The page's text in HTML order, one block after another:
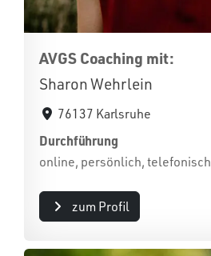
AVGS Coaching mit:
Sharon Wehrlein
76137 Karlsruhe
Durchführung
online, persönlich, telefonisch
zum Profil